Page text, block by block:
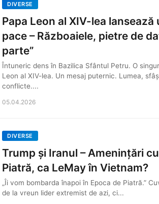
DIVERSE
Papa Leon al XIV-lea lansează
pace – Războaiele, pietre de
parte”
Întuneric dens în Bazilica Sfântul Petru. O
Leon al XIV-lea. Un mesaj puternic. Lumea,
conflicte....
05.04.2026
DIVERSE
Trump și Iranul – Amenințări
Piatră, ca LeMay în Vietnam?
„Îi vom bombarda înapoi în Epoca de Piatră.”
de la vreun lider extremist de azi, ci...